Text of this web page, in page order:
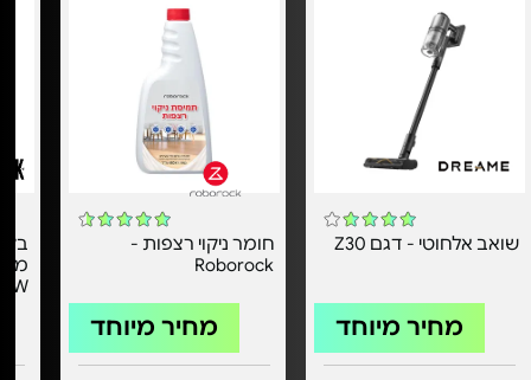
‏שואב אלחוטי - דגם Z30
מחיר מיוחד
חומר ניקוי רצפות -
Roborock
מחיר מיוחד